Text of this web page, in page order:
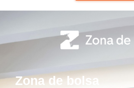
Zona de bolsa